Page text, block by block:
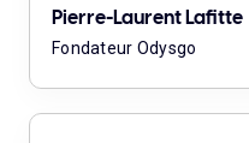
Pierre-Laurent Lafitte
Fondateur Odysgo